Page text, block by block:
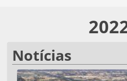
Notícias